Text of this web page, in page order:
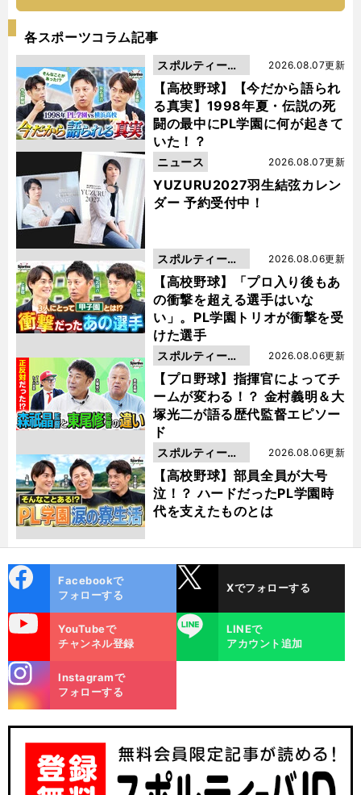
各スポーツコラム記事
【高校野球】【今だから語られ
る真実】1998年夏・伝説の死
闘の最中にPL学園に何が起きて
いた！？
2026.08.07更新
スポルティーバ
動画
YUZURU2027羽生結弦カレン
ダー 予約受付中！
2026.08.07更新
ニュース
【高校野球】「プロ入り後もあ
の衝撃を超える選手はいな
い」。PL学園トリオが衝撃を受
けた選手
2026.08.06更新
スポルティーバ
動画
【プロ野球】指揮官によってチ
ームが変わる！？ 金村義明＆大
塚光二が語る歴代監督エピソー
ド
2026.08.06更新
スポルティーバ
動画
【高校野球】部員全員が大号
泣！？ ハードだったPL学園時
代を支えたものとは
2026.08.06更新
スポルティーバ
動画
ok
Facebookで
フォローする
Xでフォローする
YouTubeで
チャンネル登録
LINE
LINEで
アカウント追加
m
Instagramで
フォローする